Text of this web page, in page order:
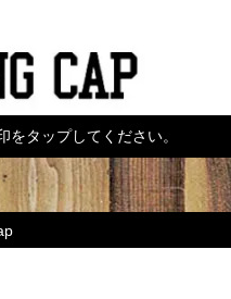
タップしてください。